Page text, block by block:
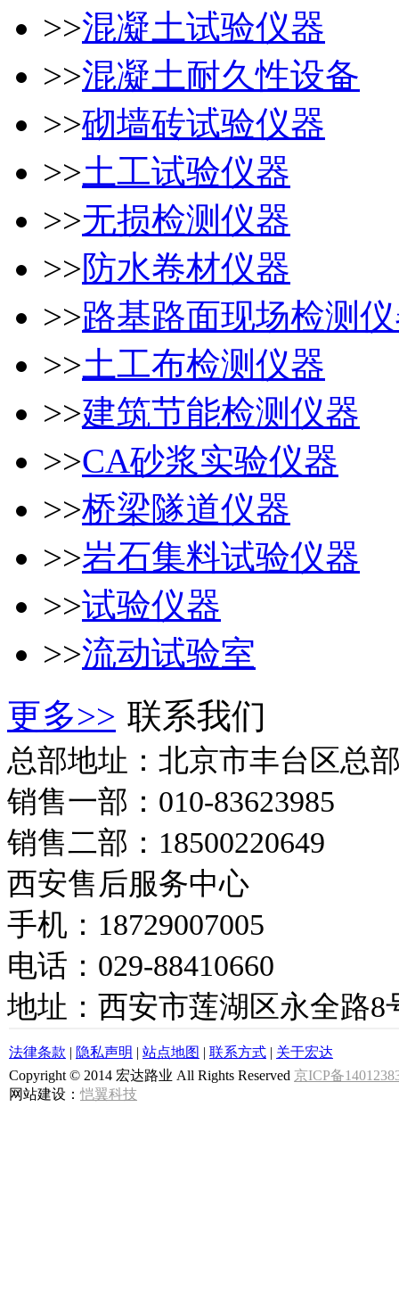
>>混凝土试验仪器
>>混凝土耐久性设备
>>砌墙砖试验仪器
>>土工试验仪器
>>无损检测仪器
>>防水卷材仪器
>>路基路面现场检测
>>土工布检测仪器
>>建筑节能检测仪器
>>CA砂浆实验仪器
>>桥梁隧道仪器
>>岩石集料试验仪器
>>试验仪器
>>流动试验室
更多>> 联系我们
总部地址：北京市丰台区总
销售一部：010-83623985
销售二部：18500220649
西安售后服务中心
手机：18729007005
电话：029-88410660
地址：西安市莲湖区永全路8
法律条款 | 隐私声明 | 站点地图 | 联系方式 | 关于宏达
Copyright © 2014 宏达路业 All Rights Reserved 京ICP备
网站建设：恺翼科技